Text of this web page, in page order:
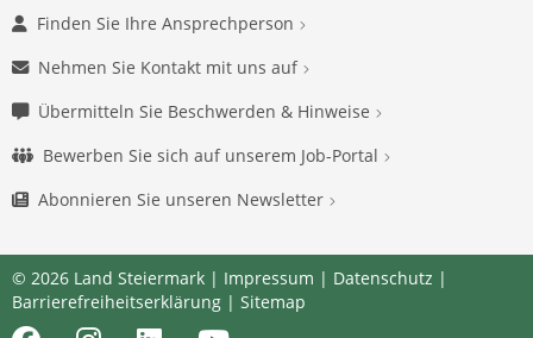
Finden Sie Ihre Ansprechperson
Nehmen Sie Kontakt mit uns auf
Übermitteln Sie Beschwerden & Hinweise
Bewerben Sie sich auf unserem Job-Portal
Abonnieren Sie unseren Newsletter
© 2026 Land Steiermark | Impressum | Datenschutz |
Barrierefreiheitserklärung | Sitemap